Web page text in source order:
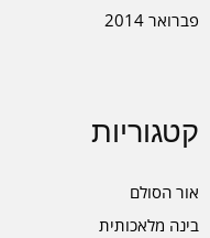
פברואר 2014
קטגוריות
אור הסולם
בינה מלאכותית